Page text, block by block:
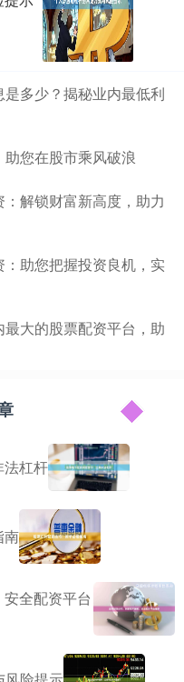
多少？揭秘业内最低利
您在股市乘风破浪
解锁财富新高度，助力
助您把握投资良机，实
大的股票配资平台，助
法杠杆
南
全配资平台